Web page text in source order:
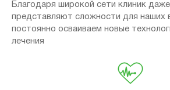
Благодаря широкой сети клиник
представляют сложности для наших
постоянно осваиваем новые
лечения